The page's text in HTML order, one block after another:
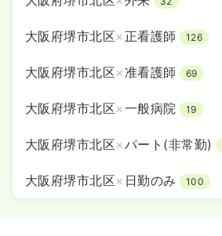
大阪府堺市北区× 正看護師 126
大阪府堺市北区×准看護師 69
大阪府堺市北区×一般病院 19
大阪府堺市北区×パート(非常勤)
大阪府堺市北区× 日勤のみ 100